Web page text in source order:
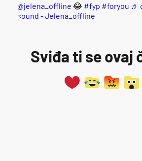
@jelena_offline 😂 #fyp #foryou ♬
sound - Jelena_offline
Sviđa ti se ovaj